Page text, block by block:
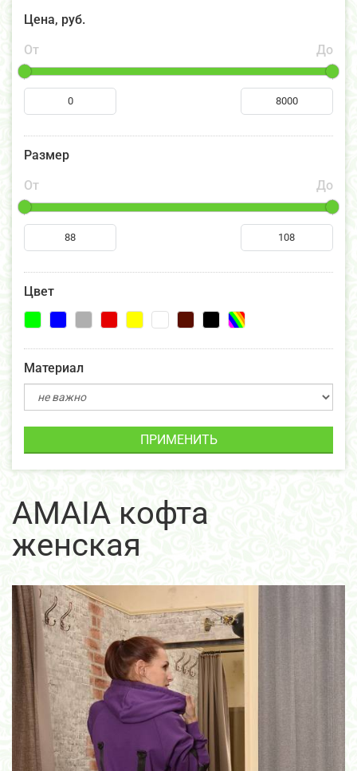
Цена, руб.
От
До
Размер
От
До
Цвет
Материал
ПРИМЕНИТЬ
AMAIA кофта
женская